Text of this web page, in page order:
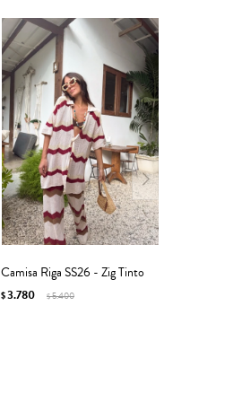
Camisa Riga SS26 - Zig Tinto
$3.780 $5.400